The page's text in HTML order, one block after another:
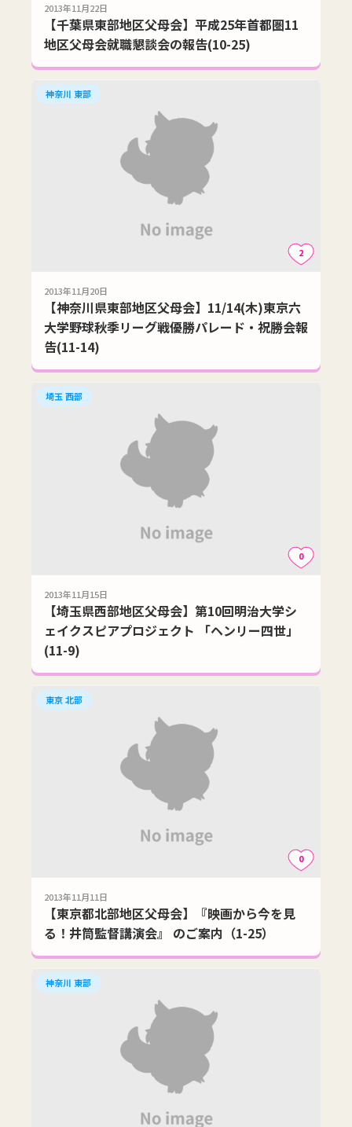
2013年11月22日
【千葉県東部地区父母会】平成25年首都圏11
地区父母会就職懇談会の報告(10-25)
神奈川 東部
2
2013年11月20日
【神奈川県東部地区父母会】11/14(木)東京六
大学野球秋季リーグ戦優勝パレード・祝勝会報
告(11-14)
埼玉 西部
0
2013年11月15日
【埼玉県西部地区父母会】第10回明治大学シ
ェイクスピアプロジェクト 「ヘンリー四世」
(11-9)
東京 北部
0
2013年11月11日
【東京都北部地区父母会】『映画から今を見
る！井筒監督講演会』 のご案内（1-25）
神奈川 東部